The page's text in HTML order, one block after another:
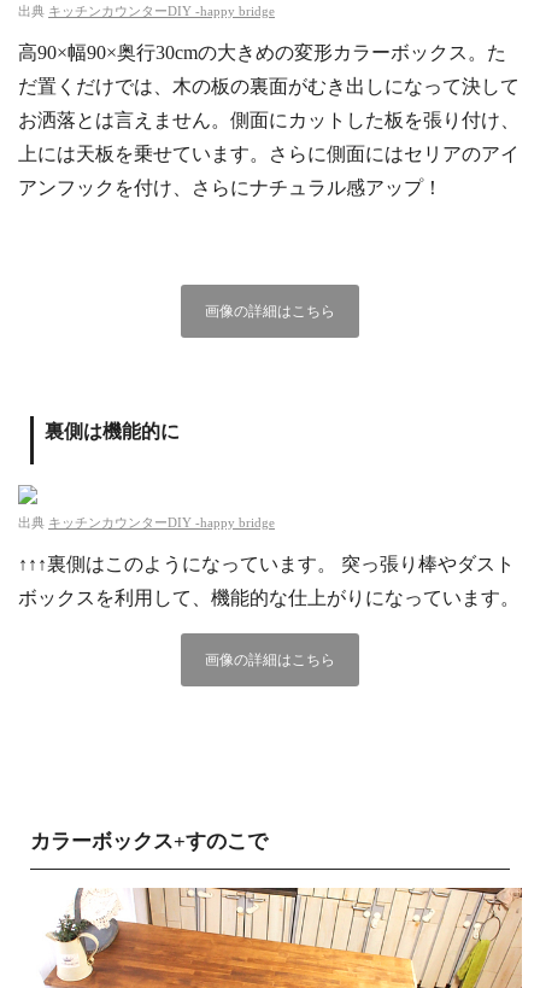
出典 キッチンカウンターDIY ‐happy bridge
高90×幅90×奥行30cmの大きめの変形カラーボックス。た
だ置くだけでは、木の板の裏面がむき出しになって決して
お洒落とは言えません。側面にカットした板を張り付け、
上には天板を乗せています。さらに側面にはセリアのアイ
アンフックを付け、さらにナチュラル感アップ！
画像の詳細はこちら
裏側は機能的に
出典 キッチンカウンターDIY ‐happy bridge
↑↑↑裏側はこのようになっています。 突っ張り棒やダスト
ボックスを利用して、機能的な仕上がりになっています。
画像の詳細はこちら
カラーボックス+すのこで